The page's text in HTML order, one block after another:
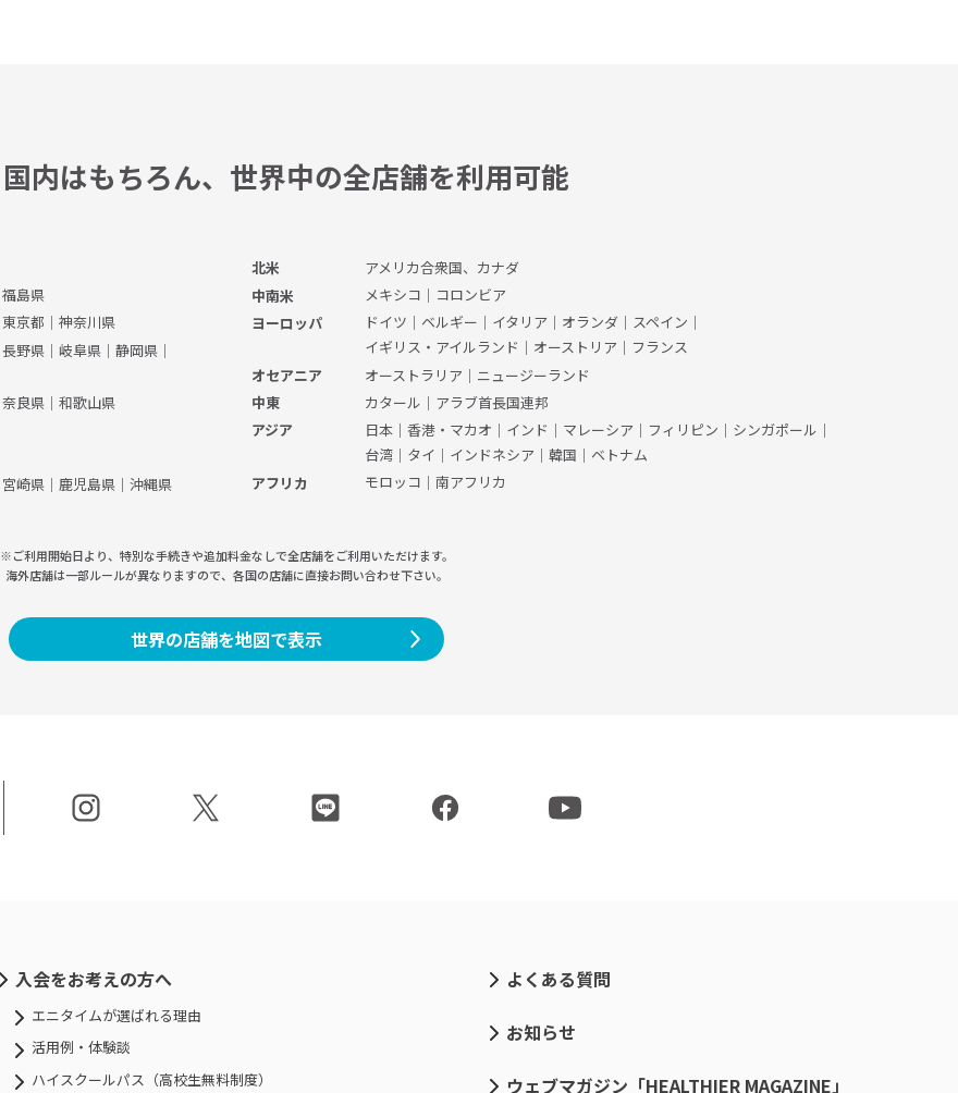
国内はもちろん、 世界中の全店舗を利用可能
福島県
東京都 ｜ 神奈川県
長野県 ｜ 岐阜県 ｜ 静岡県 ｜
奈良県 ｜ 和歌山県
宮崎県 ｜ 鹿児島県 ｜ 沖縄県
北米
アメリカ合衆国、カナダ
中南米
メキシコ ｜ コロンビア
ヨーロッパ
ドイツ ｜ ベルギー ｜ イタリア ｜ オランダ ｜ スペイン ｜
イギリス・アイルランド ｜ オーストリア ｜ フランス
オセアニア
オーストラリア ｜ ニュージーランド
中東
カタール ｜ アラブ首長国連邦
アジア
日本｜ 香港・マカオ ｜ インド ｜ マレーシア ｜ フィリピン ｜ シンガポール ｜
台湾｜ タイ ｜ インドネシア ｜ 韓国 ｜ ベトナム
アフリカ
モロッコ ｜ 南アフリカ
世界の店舗を地図で表示
※ご利用開始日より、特別な手続きや追加料金なしで全店舗をご利用いただけます。
海外店舗は一部ルールが異なりますので、 各国の店舗に直接お問い合わせ下さい。
入会をお考えの方へ
エニタイムが選ばれる理由
活用例・体験談
ハイスクールパス（高校生無料制度）
よくある質問
お知らせ
ウェブマガジン「HEALTHIER MAGAZINE」